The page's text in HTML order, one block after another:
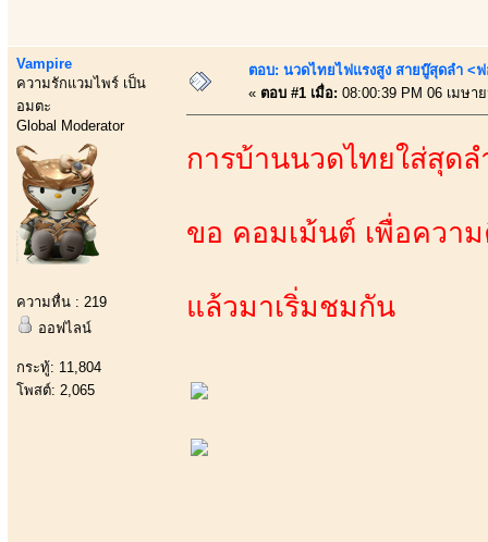
Vampire
ความรักแวมไพร์ เป็น
อมตะ
Global Moderator
ความหื่น : 219
ออฟไลน์
กระทู้: 11,804
โพสต์: 2,065
ตอบ: นวดไทยไฟแรงสูง สายบู๊สุดลำ <ฟ
« ตอบ #1 เมื่อ: 08:00:39 PM 06 เมษา
การบ้านนวดไทยใส่สุด
ขอ คอมเม้นต์ เพื่อควา
แล้วมาเริ่มชมกัน